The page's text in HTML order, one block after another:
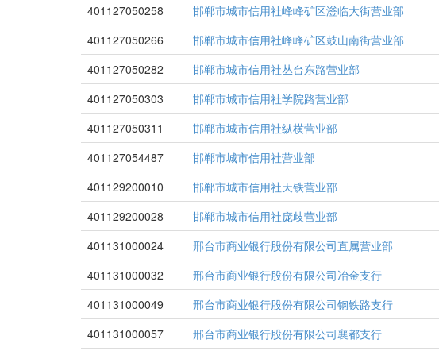
401127050258
邯郸市城市信用社峰峰矿区滏临大街营业部
401127050266
邯郸市城市信用社峰峰矿区鼓山南街营业部
401127050282
邯郸市城市信用社丛台东路营业部
401127050303
邯郸市城市信用社学院路营业部
401127050311
邯郸市城市信用社纵横营业部
401127054487
邯郸市城市信用社营业部
401129200010
邯郸市城市信用社天铁营业部
401129200028
邯郸市城市信用社庞歧营业部
401131000024
邢台市商业银行股份有限公司直属营业部
401131000032
邢台市商业银行股份有限公司冶金支行
401131000049
邢台市商业银行股份有限公司钢铁路支行
401131000057
邢台市商业银行股份有限公司襄都支行